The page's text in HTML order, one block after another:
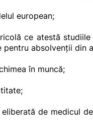
european;
ce atestă
pentru absolvenții din
în muncă;
de medicul